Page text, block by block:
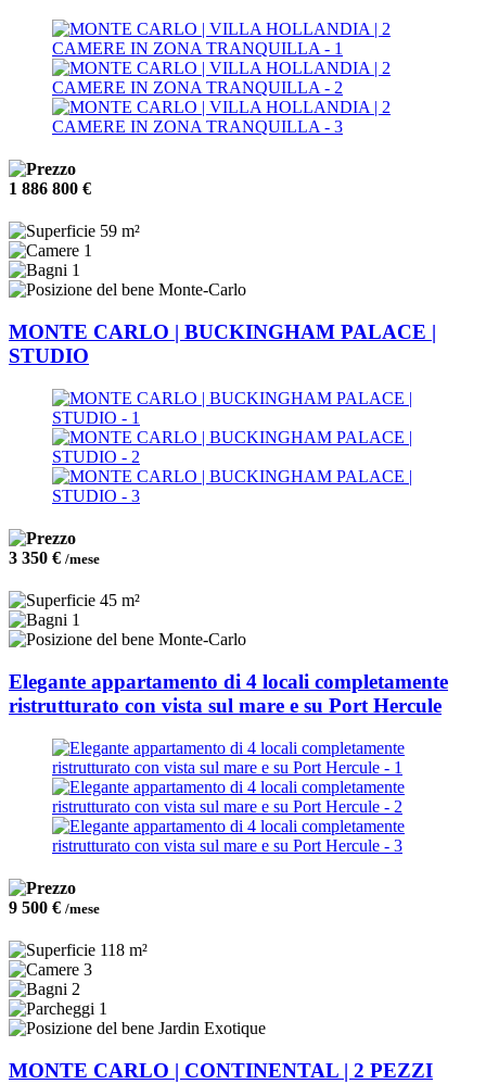
1 886 800 €
59 m²
1
1
Monte-Carlo
MONTE CARLO | BUCKINGHAM PALACE |
STUDIO
3 350 € /mese
45 m²
1
Monte-Carlo
Elegante appartamento di 4 locali completamente
ristrutturato con vista sul mare e su Port Hercule
9 500 € /mese
118 m²
3
2
1
Jardin Exotique
MONTE CARLO | CONTINENTAL | 2 PEZZI